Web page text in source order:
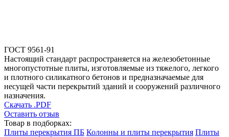
ГОСТ 9561-91
Настоящий стандарт распространяется на железобетонные
многопустотные плиты, изготовляемые из тяжелого, легкого
и плотного силикатного бетонов и предназначаемые для
несущей части перекрытий зданий и сооружений различного
назначения.
Скачать .PDF
Оставить отзыв
Товар в подборках:
Плиты перекрытия ПБ Колонны и плиты перекрытия Плиты